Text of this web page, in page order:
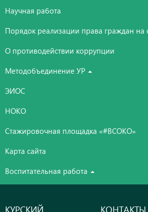
Научная работа
Порядок реализации права граждан
О противодействии коррупции
Методобъединение УР
ЭИОС
НОКО
Стажировочная площадка «#ВСОКО»
Карта сайта
Воспитательная работа
КУРСКИЙ КОНТАКТЫ